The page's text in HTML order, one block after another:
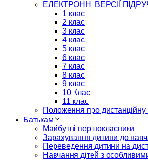
ЕЛЕКТРОННІ ВЕРСІЇ
1 клас
2 клас
3 клас
4 клас
5 клас
6 клас
7 клас
8 клас
9 клас
10 Клас
11 клас
Положення про
Батькам
Майбутні першокласники
Зарахування дитини до
Переведення дитини на
Навчання дітей з